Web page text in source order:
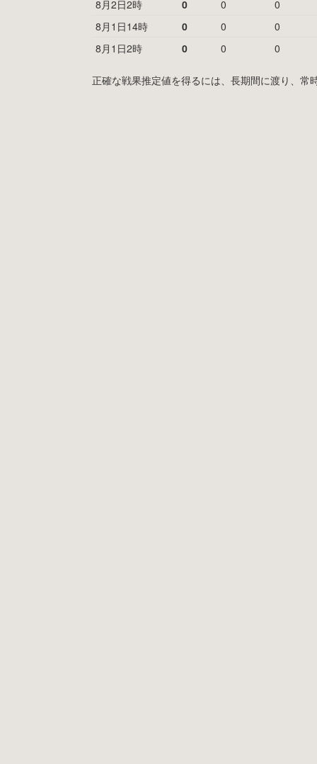
8月2日2時 0 0
0
8月1日14時
0 0
0
8月1日2時
0 0 0
正確な戦果推定値を得るには、長期間に渡り、